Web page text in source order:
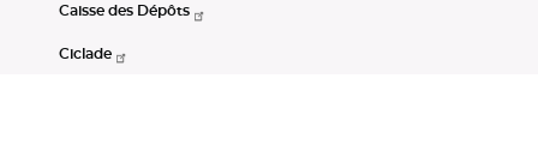
Caisse des Dépôts
Ciclade